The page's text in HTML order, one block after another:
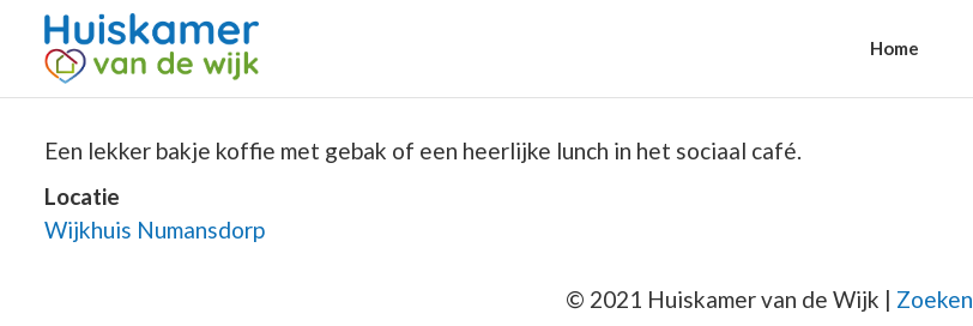
Home
Een lekker bakje koffie met gebak of een heerlijke lunch in het sociaal café.
Locatie
Wijkhuis Numansdorp
© 2021 Huiskamer van de Wijk | Zoeken